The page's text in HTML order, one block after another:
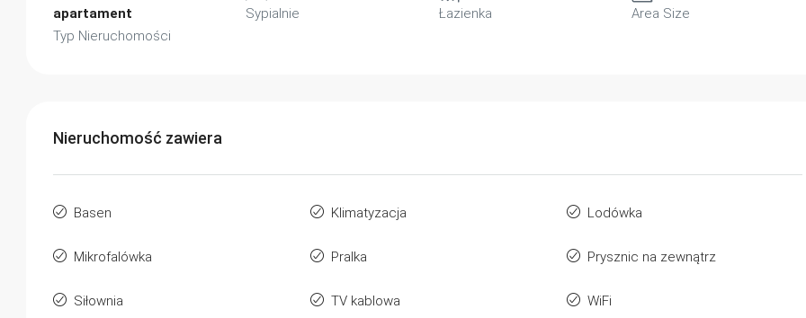
apartament
Typ Nieruchomości
Sypialnie
Łazienka
Area Size
Nieruchomość zawiera
Basen Klimatyzacja Lodówka
Mikrofalówka Pralka Prysznic na zewnątrz
Siłownia TV kablowa WiFi